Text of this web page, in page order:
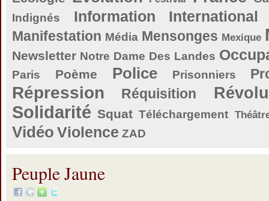
Indignés
Information International
Manifestation Média Mensonges Mexique
Newsletter Notre Dame Des Landes
Paris Poème Police Prisonniers
Répression Réquisition
Solidarité Squat Téléchargement
Vidéo Violence ZAD
Peuple Jaune